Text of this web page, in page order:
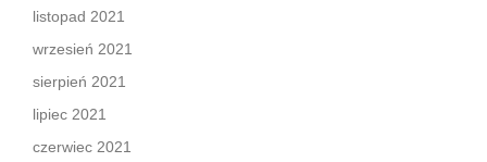
listopad 2021
wrzesień 2021
sierpień 2021
lipiec 2021
czerwiec 2021